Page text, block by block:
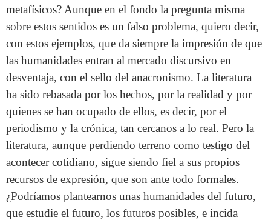
metafísicos? Aunque en el fondo la pregunta misma
sobre estos sentidos es un falso problema, quiero decir,
con estos ejemplos, que da siempre la impresión de que
las humanidades entran al mercado discursivo en
desventaja, con el sello del anacronismo. La literatura
ha sido rebasada por los hechos, por la realidad y por
quienes se han ocupado de ellos, es decir, por el
periodismo y la crónica, tan cercanos a lo real. Pero la
literatura, aunque perdiendo terreno como testigo del
acontecer cotidiano, sigue siendo fiel a sus propios
recursos de expresión, que son ante todo formales.
¿Podríamos plantearnos unas humanidades del futuro,
que estudie el futuro, los futuros posibles, e incida